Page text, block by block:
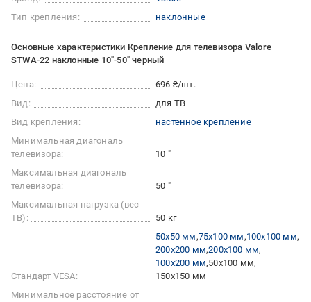
Тип крепления:
наклонные
Основные характеристики Крепление для телевизора Valore
STWA-22 наклонные 10"-50" черный
Цена:
696 ₴/шт.
Вид:
для ТВ
Вид крепления:
настенное крепление
Минимальная диагональ
телевизора:
10 "
Максимальная диагональ
телевизора:
50 "
Максимальная нагрузка (вес
ТВ):
50 кг
Стандарт VESA:
50x50 мм 75x100 мм 100x100 мм
200x200 мм 200x100 мм
100x200 мм 50x100 мм
150x150 мм
Минимальное расстояние от